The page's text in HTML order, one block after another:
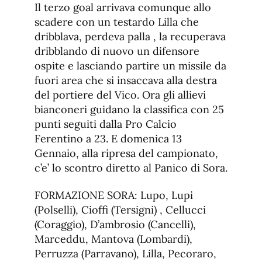
Il terzo goal arrivava comunque allo
scadere con un testardo Lilla che
dribblava, perdeva palla , la recuperava
dribblando di nuovo un difensore
ospite e lasciando partire un missile da
fuori area che si insaccava alla destra
del portiere del Vico. Ora gli allievi
bianconeri guidano la classifica con 25
punti seguiti dalla Pro Calcio
Ferentino a 23. E domenica 13
Gennaio, alla ripresa del campionato,
c’e’ lo scontro diretto al Panico di Sora.
FORMAZIONE SORA: Lupo, Lupi
(Polselli), Cioffi (Tersigni) , Cellucci
(Coraggio), D’ambrosio (Cancelli),
Marceddu, Mantova (Lombardi),
Perruzza (Parravano), Lilla, Pecoraro,